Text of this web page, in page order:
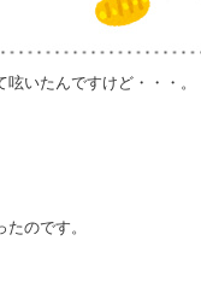
いたんですけど・・・。
のです。